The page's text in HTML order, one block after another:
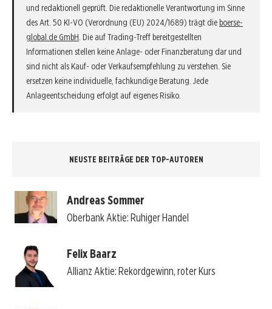
und redaktionell geprüft. Die redaktionelle Verantwortung im Sinne
des Art. 50 KI-VO (Verordnung (EU) 2024/1689) trägt die boerse-
global.de GmbH . Die auf Trading-Treff bereitgestellten
Informationen stellen keine Anlage- oder Finanzberatung dar und
sind nicht als Kauf- oder Verkaufsempfehlung zu verstehen. Sie
ersetzen keine individuelle, fachkundige Beratung. Jede
Anlageentscheidung erfolgt auf eigenes Risiko.
NEUSTE BEITRÄGE DER TOP-AUTOREN
Andreas Sommer
Oberbank Aktie: Ruhiger Handel
Felix Baarz
Allianz Aktie: Rekordgewinn, roter Kurs